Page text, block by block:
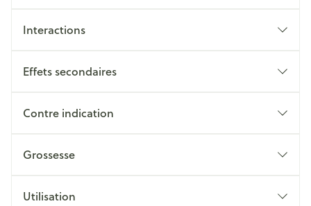
Interactions
Effets secondaires
Contre indication
Grossesse
Utilisation